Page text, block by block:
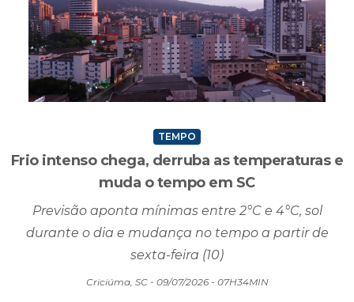
TEMPO
Frio intenso chega, derruba as temperaturas e
muda o tempo em SC
Previsão aponta mínimas entre 2°C e 4°C, sol
durante o dia e mudança no tempo a partir de
sexta-feira (10)
Criciúma, SC - 09/07/2026 - 07H34MIN